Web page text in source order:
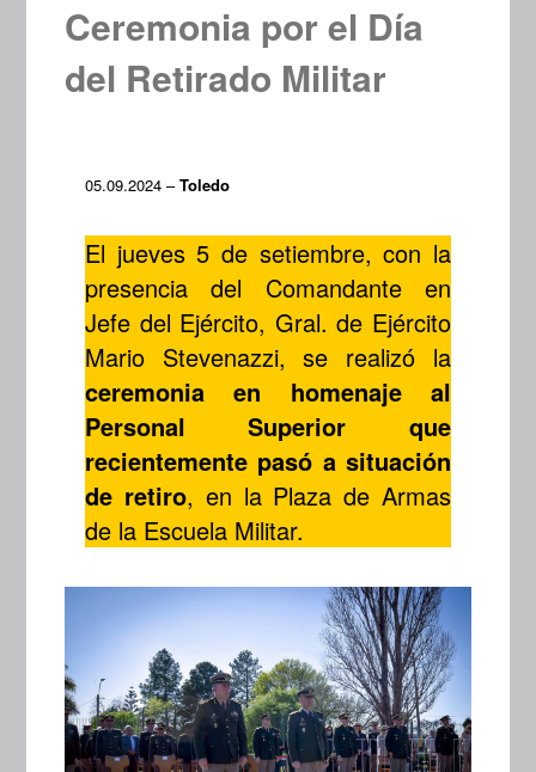
Ceremonia por el Día
del Retirado Militar
05.09.2024 –Toledo
El jueves 5 de setiembre, con la
presencia del Comandante en
Jefe del Ejército, Gral. de Ejército
Mario Stevenazzi, se realizó la
ceremonia en homenaje
al
Personal Superior que
recientemente pasó a situación
de retiro, en la Plaza de Armas
de la Escuela Militar.